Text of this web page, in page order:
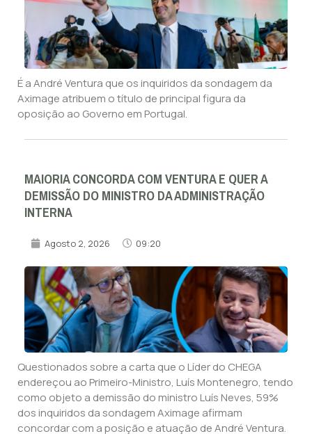
É a André Ventura que os inquiridos da sondagem da
Aximage atribuem o título de principal figura da
oposição ao Governo em Portugal.
MAIORIA CONCORDA COM VENTURA E QUER A
DEMISSÃO DO MINISTRO DA ADMINISTRAÇÃO
INTERNA
Agosto 2, 2026 09:20
Questionados sobre a carta que o Líder do CHEGA
endereçou ao Primeiro-Ministro, Luís Montenegro, tendo
como objeto a demissão do ministro Luís Neves, 59%
dos inquiridos da sondagem Aximage afirmam
concordar com a posição e atuação de André Ventura.